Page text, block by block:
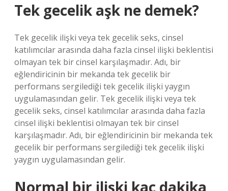
Tek gecelik aşk ne demek?
Tek gecelik ilişki veya tek gecelik seks, cinsel
katılımcılar arasında daha fazla cinsel ilişki beklentisi
olmayan tek bir cinsel karşılaşmadır. Adı, bir
eğlendiricinin bir mekanda tek gecelik bir
performans sergilediği tek gecelik ilişki yaygın
uygulamasından gelir. Tek gecelik ilişki veya tek
gecelik seks, cinsel katılımcılar arasında daha fazla
cinsel ilişki beklentisi olmayan tek bir cinsel
karşılaşmadır. Adı, bir eğlendiricinin bir mekanda tek
gecelik bir performans sergilediği tek gecelik ilişki
yaygın uygulamasından gelir.
Normal bir ilişki kaç dakika